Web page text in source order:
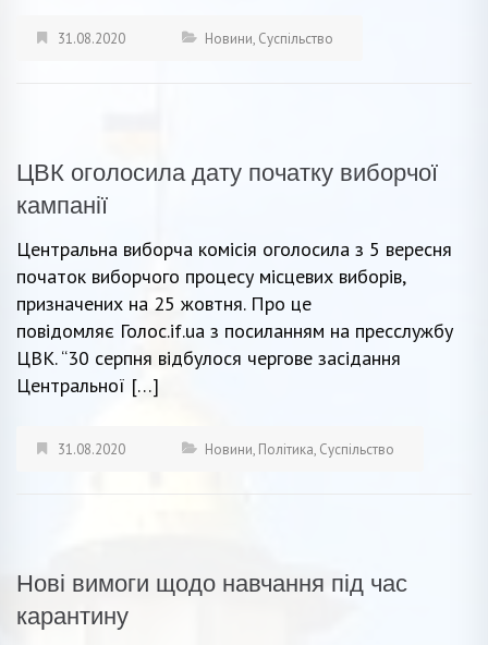
31.08.2020 Новини, Суспільство
ЦВК оголосила дату початку виборчої
кампанії
Центральна виборча комісія оголосила з 5 вересня
початок виборчого процесу місцевих виборів,
призначених на 25 жовтня. Про це
повідомляє Голос.if.ua з посиланням на пресслужбу
ЦВК. “30 серпня відбулося чергове засідання
Центральної […]
31.08.2020 Новини, Політика, Суспільство
Нові вимоги щодо навчання під час
карантину